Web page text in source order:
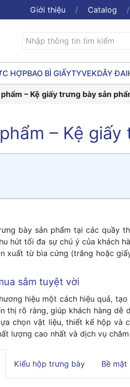
Giới thiệu Catalog
HỢPBAO BÌ GIẤYTYVEKDÂY ĐAI
– Kệ giấy trưng bày sản
– Kệ
bày sản phẩm tại các quầy
hút tối đa sự chú ý của khách
xuất từ bìa cứng (trắng hoặc
sắm tuyệt vời
hiệu một cách hiệu quả,
thị rõ ràng, giúp khách hàng
chọn vật liệu, thiết kế hộp
lượng cao nhất và dịch vụ
Kiểu hộp trưng bày Bề mặt